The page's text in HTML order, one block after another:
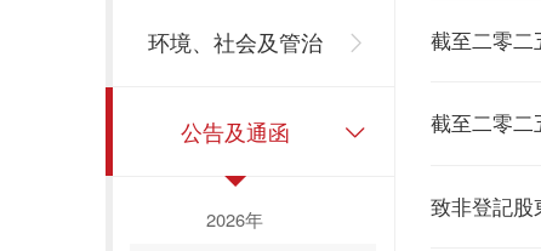
环境、社会及管治
公告及通函
2026年
截至二零
截至二零
致非登記股